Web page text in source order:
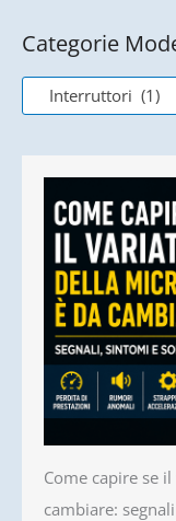
Categorie
Interruttori (1)
Come capire se
cambiare: